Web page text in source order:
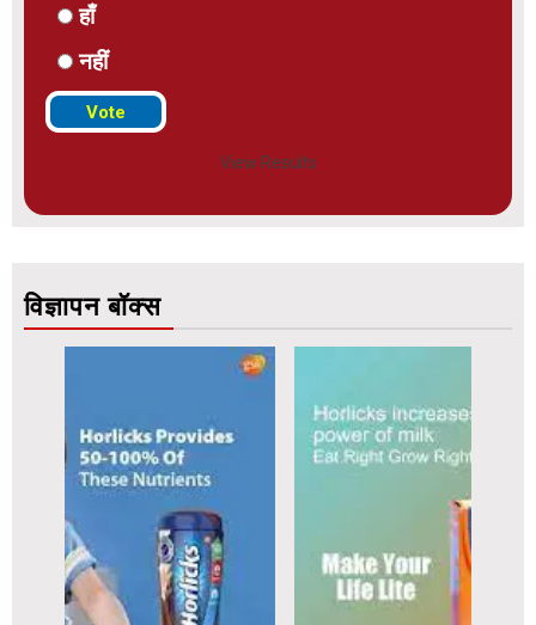
हाँ
नहीं
View Results
विज्ञापन बॉक्स